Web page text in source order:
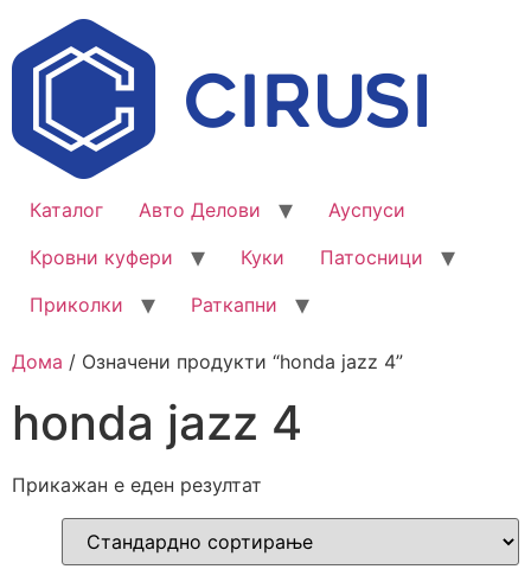
Каталог Авто Делови
Ауспуси
Кровни куфери
Куки
Патосници
Приколки
Раткапни
Дома / Означени продукти “honda jazz 4”
honda jazz 4
Прикажан е еден резултат